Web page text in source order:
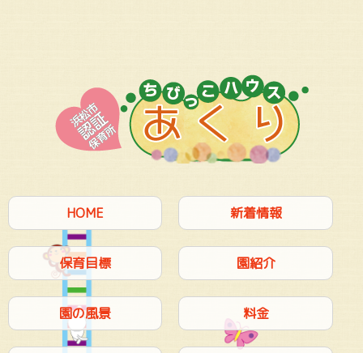
HOME 新着情報
保育目標 園紹介
園の風景 料金